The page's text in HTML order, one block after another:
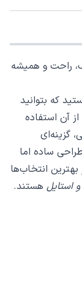
راحت و همیشه
که بتوانید
آن استفاده
گزینه‌ای
ساده اما
انتخاب‌ها
استایل هستند.